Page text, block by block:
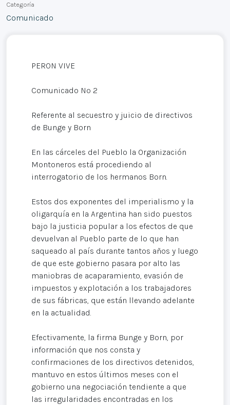
Categoría
Comunicado
PERON VIVE
Comunicado Nº 2
Referente al secuestro y juicio de directivos
de Bunge y Born
En las cárceles del Pueblo la Organización
Montoneros está procediendo al
interrogatorio de los hermanos Born.
Estos dos exponentes del imperialismo y la
oligarquía en la Argentina han sido puestos
bajo la justicia popular a los efectos de que
devuelvan al Pueblo parte de lo que han
saqueado al país durante tantos años y luego
de que este gobierno pasara por alto las
maniobras de acaparamiento, evasión de
impuestos y explotación a los trabajadores
de sus fábricas, que están llevando adelante
en la actualidad.
Efectivamente, la firma Bunge y Born, por
información que nos consta y
confirmaciones de los directivos detenidos,
mantuvo en estos últimos meses con el
gobierno una negociación tendiente a que
las irregularidades encontradas en los